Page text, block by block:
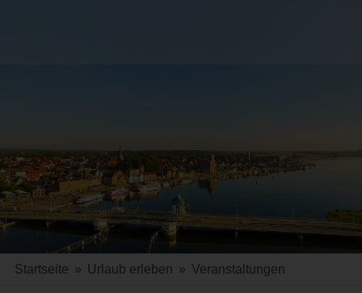
Startseite » Urlaub erleben » Veranstaltungen